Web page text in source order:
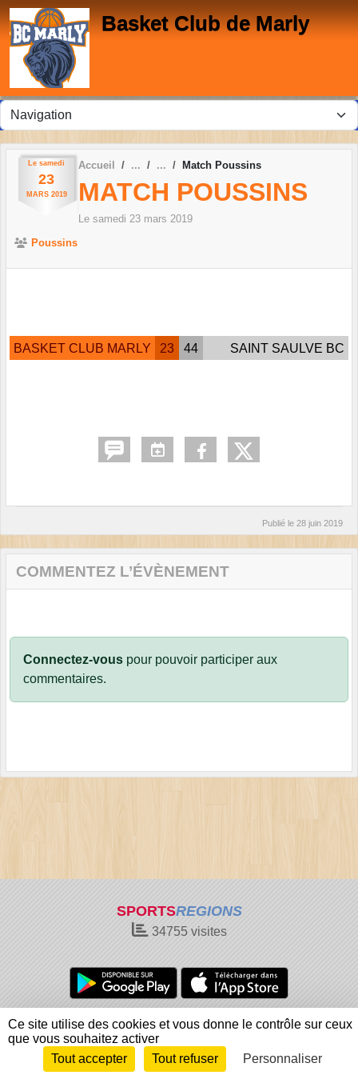
Basket Club de Marly
Le samedi
23
MARS 2019
Accueil Match Poussins
MATCH POUSSINS
Le samedi 23 mars 2019
Poussins
BASKET CLUB MARLY 23 44 SAINT SAULVE BC
Publié le 28 juin 2019
COMMENTEZ L’ÉVÈNEMENT
Connectez-vous pour pouvoir participer aux
commentaires.
SPORTSREGIONS
34755visites
Charte cookies
Gestion des cookies
Informations légales
Signaler un contenu inapproprié
Envie de participer ?
Connexion
Panneau de gestion des cookies
Ce site utilise des cookies et vous donne le contrôle sur ceux
que vous souhaitez activer
Tout accepter
Tout refuser Personnaliser